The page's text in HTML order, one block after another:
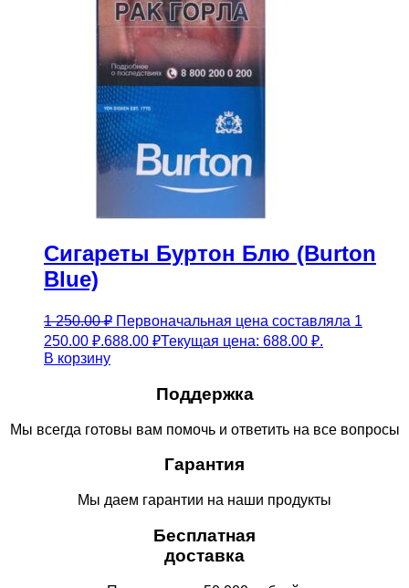
Сигареты Буртон Блю (Burton
Blue)
1 250.00₽ Первоначальная цена составляла 1
250.00 ₽.688.00 ₽Текущая цена: 688.00 ₽.
В корзину
Поддержка
Мы всегда готовы вам помочь и ответить на все вопросы
Гарантия
Мы даем гарантии на наши продукты
Бесплатная
доставка